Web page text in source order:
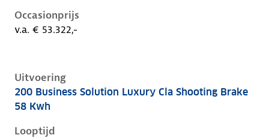
Occasionprijs
v.a. € 53.322,-
Uitvoering
Mercedes Cla-Klasse iii-x174, cla shooting brake 58
200 Business Solution Luxury Cla Shooting Brake
58 Kwh
Looptijd